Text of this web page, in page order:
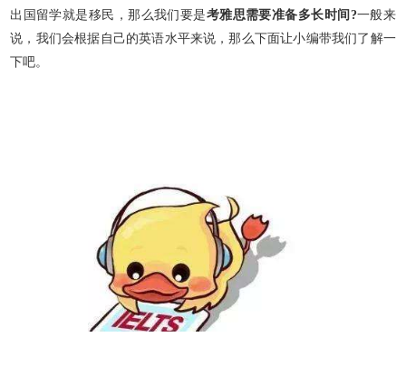
出国留学就是移民，那么我们要是考雅思需要准备多长时间?一般来
说，我们会根据自己的英语水平来说，那么下面让小编带我们了解一
下吧。